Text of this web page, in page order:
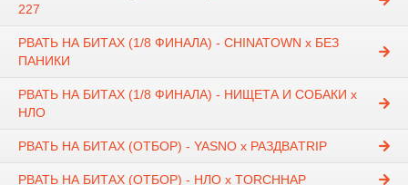
227
РВАТЬ НА БИТАХ (1/8 ФИНАЛА) - CHINATOWN x БЕЗ
ПАНИКИ
РВАТЬ НА БИТАХ (1/8 ФИНАЛА) - НИЩЕТА И СОБАКИ х
НЛО
РВАТЬ НА БИТАХ (ОТБОР) - YASNO x РАЗДВАTRIP
РВАТЬ НА БИТАХ (ОТБОР) - НЛО х TORCHHAP